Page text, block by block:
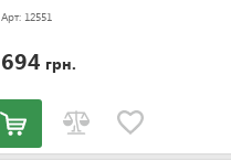
Арт: 12551
694 грн.